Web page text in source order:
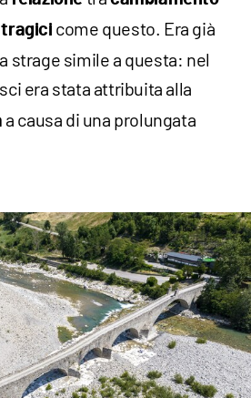
tragici come questo. Era già
strage simile a questa: nel
era stata attribuita alla
a causa di una prolungata